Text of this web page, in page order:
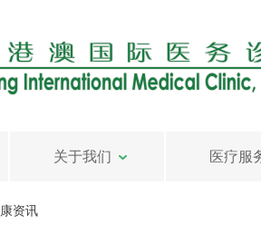
关于我们 医疗服
资讯